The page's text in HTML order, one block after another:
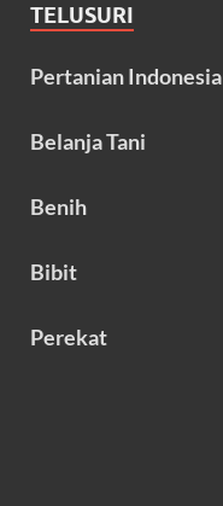
TELUSURI
Pertanian Indonesia
Belanja Tani
Benih
Bibit
Perekat